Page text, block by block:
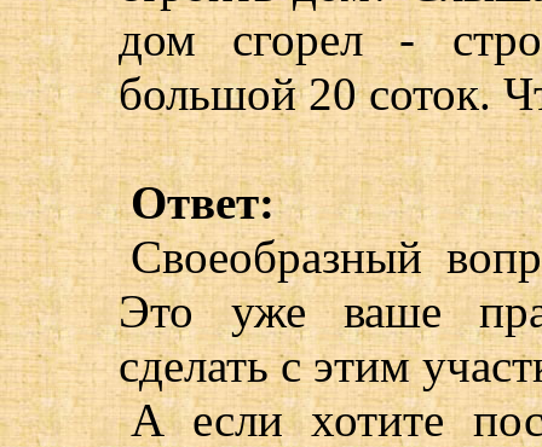
дом сгорел -
большой 20 соток.
Ответ:
Своеобразный
Это уже ваше
сделать с этим
А если хотите